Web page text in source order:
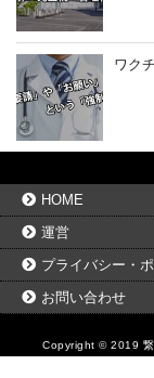
ワク
HOME
運営
プライバシー・
お問い合わせ
Copyright © 2019